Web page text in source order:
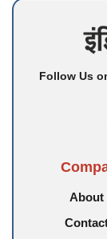
Follow Us
About